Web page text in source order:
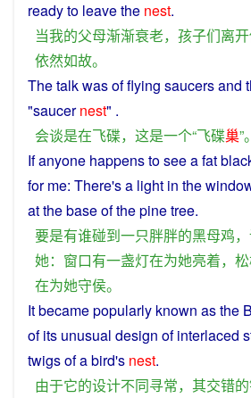
readyto leavethe nest.
当我的父母渐渐衰老， 孩子们离开
依然如故。
Thetalkwasofflying saucersand
"saucer nest" .
会谈是在飞碟， 这是一个“飞碟巢”。
Ifanyone happens toseeafat
forme: There'sa light in the
at the base of the pine tree.
要是有谁碰到一只胖胖的黑母鸡，
她： 窗口有一盏灯在为她亮着，
在为她守侯。
Itbecamepopularly known asthe
ofits unusual design ofinterlaced
twigsofabird's nest.
由于它的设计不同寻常， 其交错的